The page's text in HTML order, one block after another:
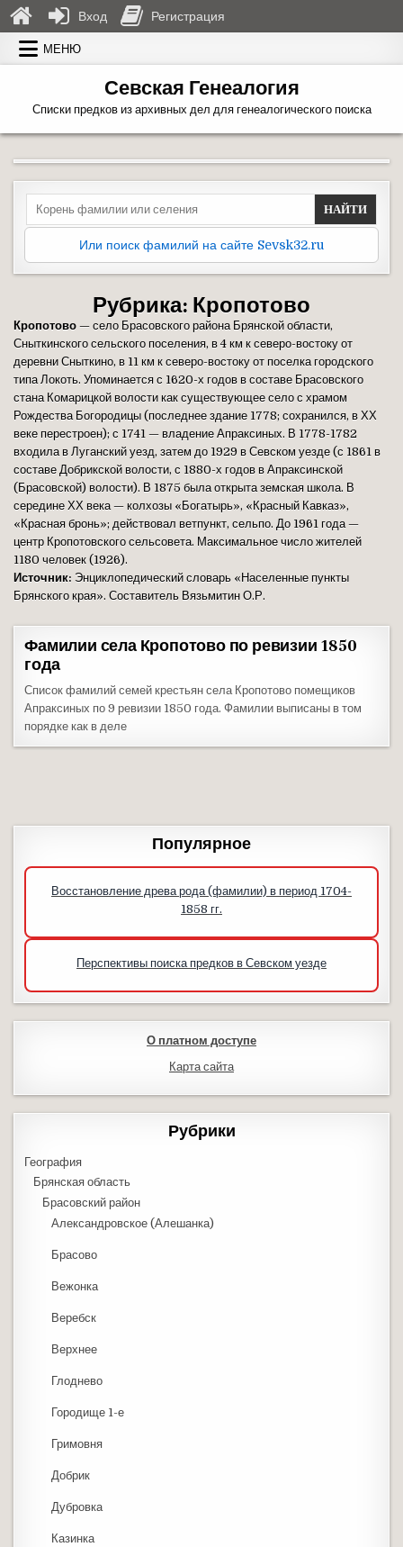
Перейти к содержимому
МЕНЮ
Севская Генеалогия
Списки предков из архивных дел для генеалогического поиска
Search for:
Или поиск фамилий на сайте Sevsk32.ru
Рубрика: Кропотово
Кропотово — село Брасовского района Брянской области,
Сныткинского сельского поселения, в 4 км к северо-востоку от
деревни Сныткино, в 11 км к северо-востоку от поселка городского
типа Локоть. Упоминается с 1620-х годов в составе Брасовского
стана Комарицкой волости как существующее село с храмом
Рождества Богородицы (последнее здание 1778; сохранился, в ХХ
веке перестроен); с 1741 — владение Апраксиных. В 1778-1782
входила в Луганский уезд, затем до 1929 в Севском уезде (с 1861 в
составе Добрикской волости, с 1880-х годов в Апраксинской
(Брасовской) волости). В 1875 была открыта земская школа. В
середине ХХ века — колхозы «Богатырь», «Красный Кавказ»,
«Красная бронь»; действовал ветпункт, сельпо. До 1961 года —
центр Кропотовского сельсовета. Максимальное число жителей
1180 человек (1926).
Источник: Энциклопедический словарь «Населенные пункты
Брянского края». Составитель Вязьмитин О.Р.
Фамилии села Кропотово по ревизии 1850
года
Список фамилий семей крестьян села Кропотово помещиков
Апраксиных по 9 ревизии 1850 года. Фамилии выписаны в том
порядке как в деле
Популярное
Восстановление древа рода (фамилии) в период 1704-
1858 гг.
Перспективы поиска предков в Севском уезде
О платном доступе
Карта сайта
Рубрики
География
Брянская область
Брасовский район
Александровское (Алешанка)
Брасово
Вежонка
Веребск
Верхнее
Глоднево
Городище 1-е
Гримовня
Добрик
Дубровка
Казинка
Вход Регистрация